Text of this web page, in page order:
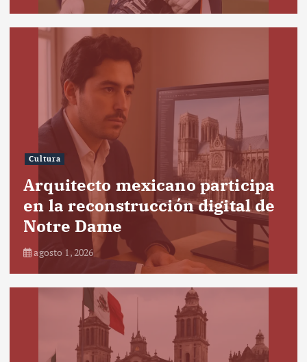
Cultura
Arquitecto mexicano participa
en la reconstrucción digital de
Notre Dame
agosto 1, 2026